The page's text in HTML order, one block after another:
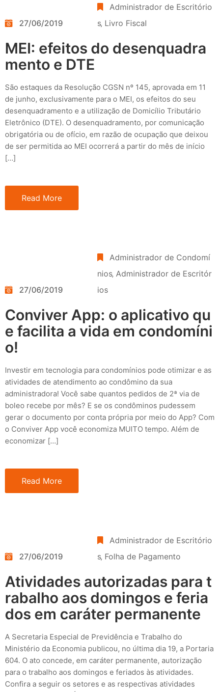
27/06/2019
Administrador de Escritório
s‚ Livro Fiscal
MEI: efeitos do desenquadra
mento e DTE
São estaques da Resolução CGSN nº 145, aprovada em 11
de junho, exclusivamente para o MEI, os efeitos do seu
desenquadramento e a utilização de Domicílio Tributário
Eletrônico (DTE). O desenquadramento, por comunicação
obrigatória ou de ofício, em razão de ocupação que deixou
de ser permitida ao MEI ocorrerá a partir do mês de início
[…]
Read More
27/06/2019
Administrador de Condomí
nios‚ Administrador de Escritór
ios
Conviver App: o aplicativo qu
e facilita a vida em condomíni
o!
Investir em tecnologia para condomínios pode otimizar e as
atividades de atendimento ao condômino da sua
administradora! Você sabe quantos pedidos de 2ª via de
boleo recebe por mês? E se os condôminos pudessem
gerar o documento por conta própria por meio do App? Com
o Conviver App você economiza MUITO tempo. Além de
economizar […]
Read More
27/06/2019
Administrador de Escritório
s‚ Folha de Pagamento
Atividades autorizadas para t
rabalho aos domingos e feria
dos em caráter permanente
A Secretaria Especial de Previdência e Trabalho do
Ministério da Economia publicou, no última dia 19, a Portaria
604. O ato concede, em caráter permanente, autorização
para o trabalho aos domingos e feriados às atividades.
Confira a seguir os setores e as respectivas atividades